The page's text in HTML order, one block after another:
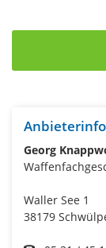
Georg
Waller See 1
38179